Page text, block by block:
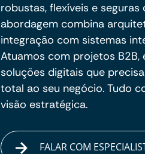
robustas, flexíveis e
abordagem combina
integração com sistemas
Atuamos com projetos
soluções digitais que
total ao seu negócio. Tudo
visão estratégica.
FALAR COM